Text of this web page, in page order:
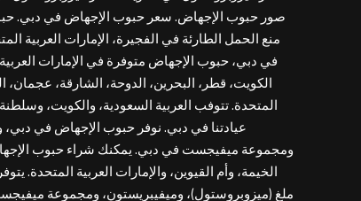
صور حبوب الإجهاض. سعر حبوب الإجهاض في دبي.
في دبي، حبوب الإجهاض متوفرة في الإمارات
الكويت، قطر، البحرين، الدوحة، الشارقة، عجمان،
المتحدة. تتوفب العربية السعودية، والكويت،
عيادتنا في دبي. نوفر حبوب الإجهاض في دبي،
ومجموعة ميفيجست في دبي. يمكنك شراء حبوب الإجهاض